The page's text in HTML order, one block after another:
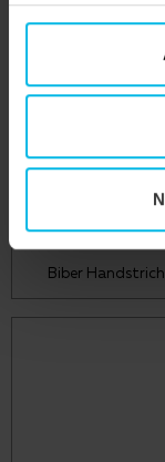
Biber